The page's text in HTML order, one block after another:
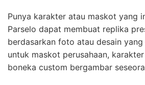
Punya karakter atau maskot yang
Parselo dapat membuat replika
berdasarkan foto atau desain
untuk maskot perusahaan,
boneka custom bergambar